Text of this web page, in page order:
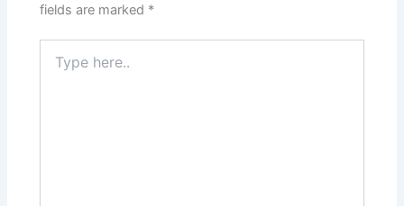
fields are marked *
here..